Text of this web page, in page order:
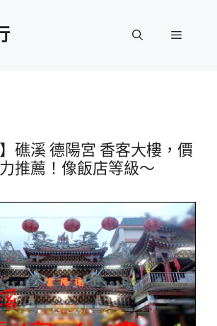
選
】礁溪 德陽宮 香客大樓，價
推薦！像飯店等級～